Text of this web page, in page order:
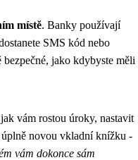
místě. Banky používají
SMS kód nebo
bezpečné, jako kdybyste měli
vám rostou úroky, nastavit
novou vkladní knížku -
vám dokonce sám